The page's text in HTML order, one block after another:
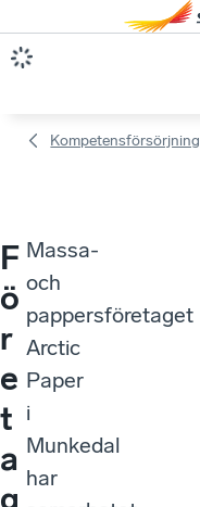
Kompetensförsörjning
F
ö
r
e
t
a
Massa-
och
pappersföretaget
Arctic
Paper
i
Munkedal
har